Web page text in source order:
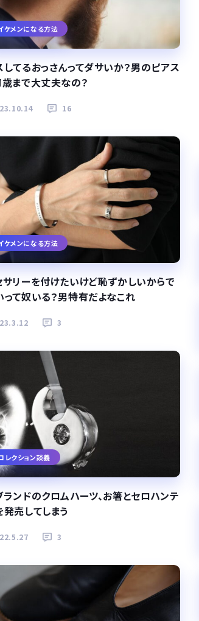
ケメンになる方法
してるおっさんってダサいか？男のピアス
歳まで大丈夫なの？
16
ケメンになる方法
サリーを付けたいけど恥ずかしいからで
って奴いる？男特有だよなこれ
3
レクション談義
ランドのクロムハーツ、お箸とセロハンテ
発売してしまう
3